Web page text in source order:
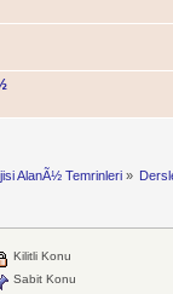
AlanÃ½ Temrinleri »
Kilitli Konu
Sabit Konu